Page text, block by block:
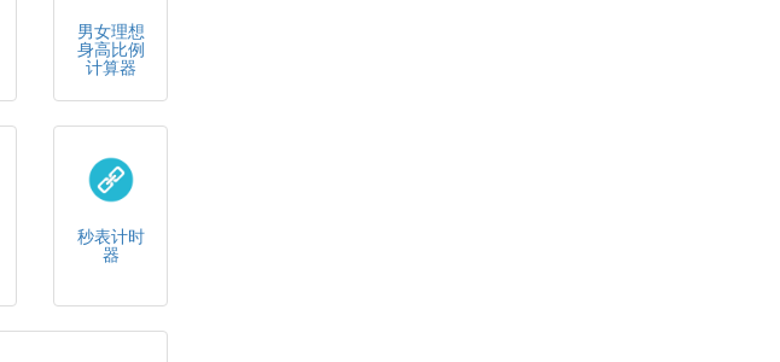
男女理想
身高比例
计算器
秒表计时
器